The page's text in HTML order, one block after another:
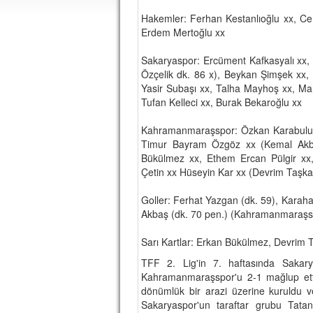
Hakemler: Ferhan Kestanlıoğlu xx,
Erdem Mertoğlu xx
Sakaryaspor: Ercüment Kafkasyalı
Özçelik dk. 86 x), Beykan Şimşek
Yasir Subaşı xx, Talha Mayhoş xx,
Tufan Kelleci xx, Burak Bekaroğlu xx
Kahramanmaraşspor: Özkan
Timur Bayram Özgöz xx (Kemal
Bükülmez xx, Ethem Ercan Pülgir
Çetin xx Hüseyin Kar xx (Devrim
Goller: Ferhat Yazgan (dk. 59),
Akbaş (dk. 70 pen.)
Sarı Kartlar: Erkan Bükülmez,
TFF 2. Lig'in 7. haftasında
Kahramanmaraşspor'u 2-1 mağlup
dönümlük bir arazi üzerine kuruldu
Sakaryaspor'un taraftar grubu